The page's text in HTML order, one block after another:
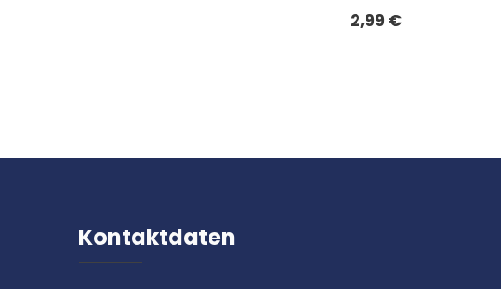
2,99 €
Kontaktdaten